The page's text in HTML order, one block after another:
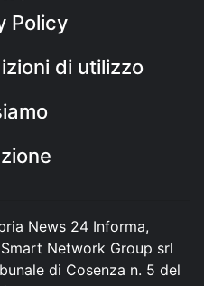
Policy
di utilizzo
News 24 Informa,
Network Group srl
di Cosenza n. 5 del